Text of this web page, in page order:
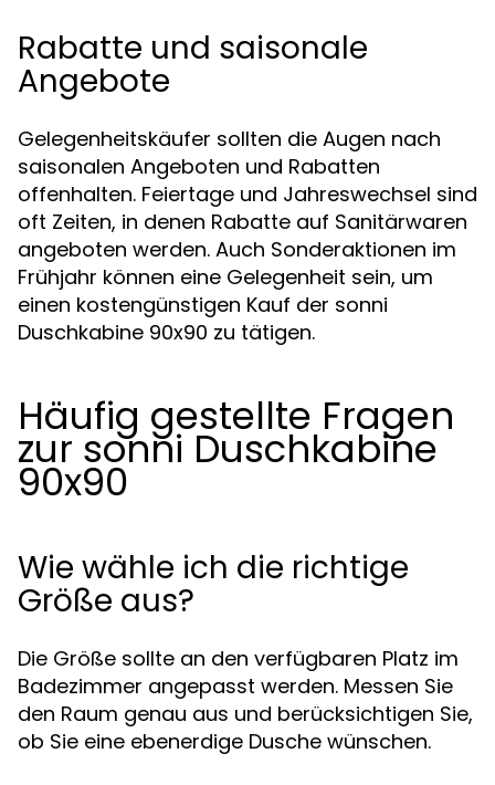
Rabatte und saisonale
Angebote
Gelegenheitskäufer sollten die Augen nach
saisonalen Angeboten und Rabatten
offenhalten. Feiertage und Jahreswechsel sind
oft Zeiten, in denen Rabatte auf Sanitärwaren
angeboten werden. Auch Sonderaktionen im
Frühjahr können eine Gelegenheit sein, um
einen kostengünstigen Kauf der sonni
Duschkabine 90x90 zu tätigen.
Häufig gestellte Fragen
zur sonni Duschkabine
90x90
Wie wähle ich die richtige
Größe aus?
Die Größe sollte an den verfügbaren Platz im
Badezimmer angepasst werden. Messen Sie
den Raum genau aus und berücksichtigen Sie,
ob Sie eine ebenerdige Dusche wünschen.